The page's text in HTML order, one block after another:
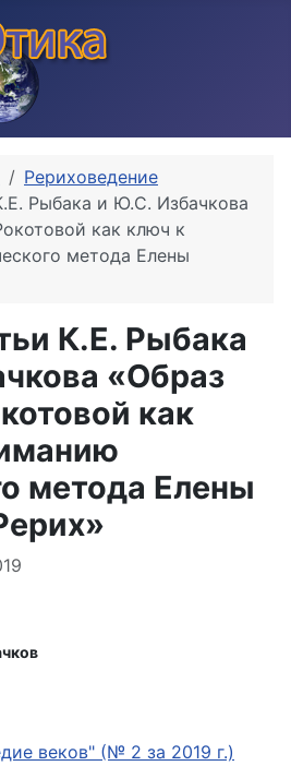
Рериховедение
Рыбака и Ю.С. Избачкова
как ключ к
метода Елены
К.Е. Рыбака
«Образ
как
метода Елены
веков" (№ 2 за 2019 г.)